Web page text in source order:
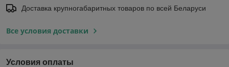
Доставка крупногабаритных товаров по всей Беларуси
Все условия доставки
Условия оплаты